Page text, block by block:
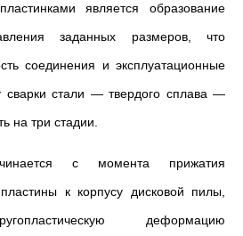
является образование
заданных размеров, что
соединения и эксплуатационные
сварки стали — твердого сплава —
на три стадии.
с момента прижатия
к корпусу дисковой пилы,
деформацию